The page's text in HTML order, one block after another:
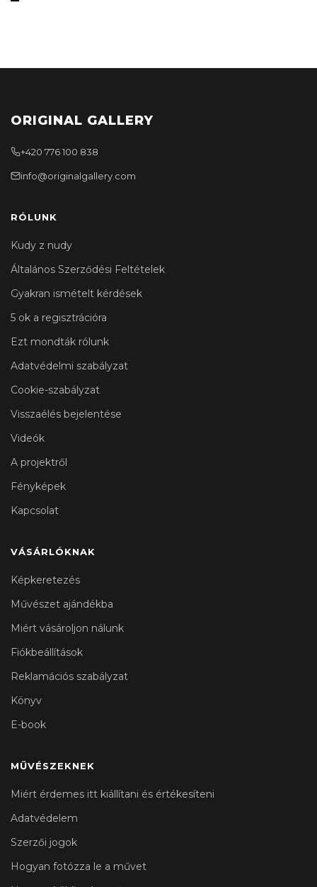
ORIGINAL GALLERY
+420 776 100 838
info@originalgallery.com
RÓLUNK
Kudy z nudy
Általános Szerződési Feltételek
Gyakran ismételt kérdések
5 ok a regisztrációra
Ezt mondták rólunk
Adatvédelmi szabályzat
Cookie-szabályzat
Visszaélés bejelentése
Videók
A projektről
Fényképek
Kapcsolat
VÁSÁRLÓKNAK
Képkeretezés
Művészet ajándékba
Miért vásároljon nálunk
Fiókbeállítások
Reklamációs szabályzat
Könyv
E-book
MŰVÉSZEKNEK
Miért érdemes itt kiállítani és értékesíteni
Adatvédelem
Szerzői jogok
Hogyan fotózza le a művet